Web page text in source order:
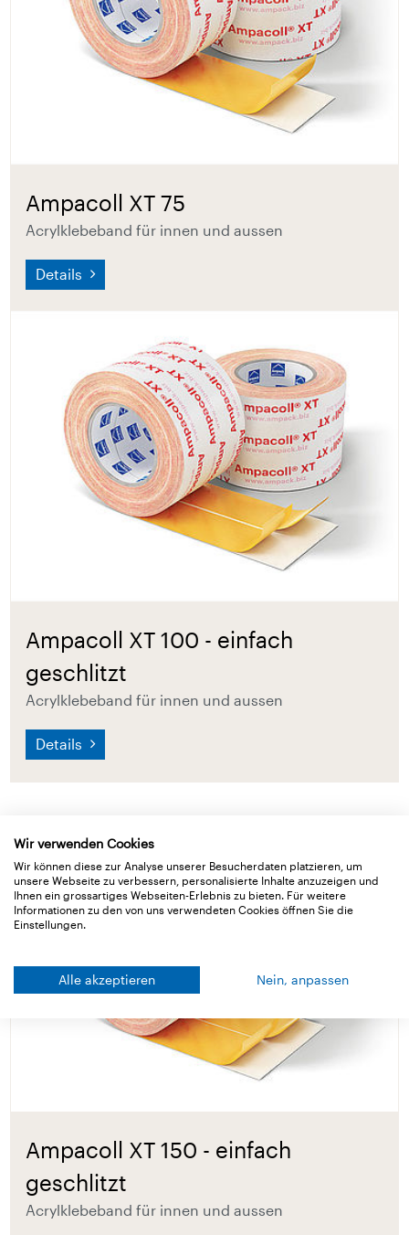
Ampacoll XT 75
Acrylklebeband für innen und aussen
Details
Ampacoll XT 100 - einfach
geschlitzt
Acrylklebeband für innen und aussen
Details
Ampacoll XT 150 - einfach
geschlitzt
Acrylklebeband für innen und aussen
Wir verwenden Cookies
Wir können diese zur Analyse unserer Besucherdaten platzieren, um
unsere Webseite zu verbessern, personalisierte Inhalte anzuzeigen und
Ihnen ein grossartiges Webseiten-Erlebnis zu bieten. Für weitere
Informationen zu den von uns verwendeten Cookies öffnen Sie die
Einstellungen.
Alle akzeptieren Nein, anpassen